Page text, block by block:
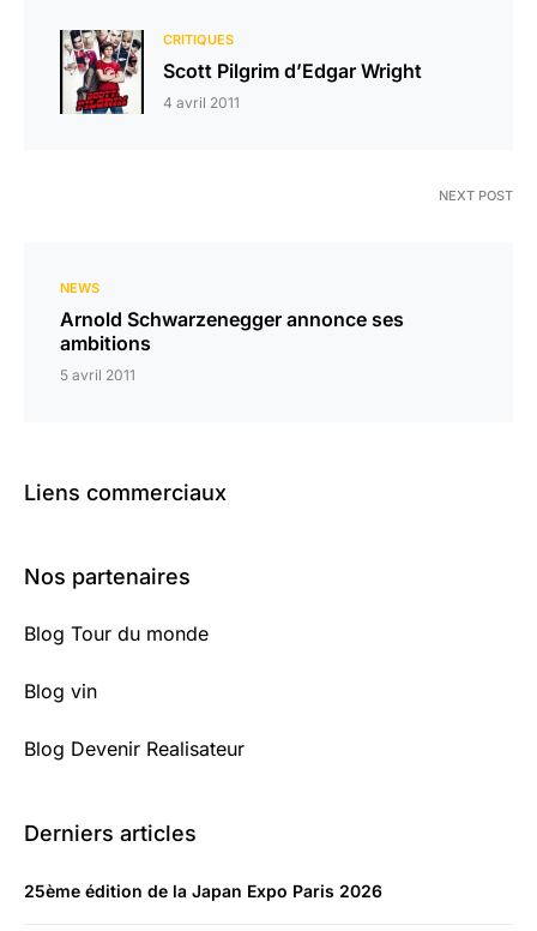
CRITIQUES
Scott Pilgrim d’Edgar Wright
4 avril 2011
NEXT POST
NEWS
Arnold Schwarzenegger annonce ses
ambitions
5 avril 2011
Liens commerciaux
Nos partenaires
Blog Tour du monde
Blog vin
Blog Devenir Realisateur
Derniers articles
25ème édition de la Japan Expo Paris 2026